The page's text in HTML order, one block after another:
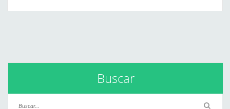
Buscar